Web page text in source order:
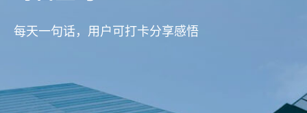
每天一句话，用户可打卡分享感悟